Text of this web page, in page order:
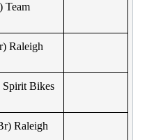
Team
Raleigh
Spirit Bikes
Raleigh